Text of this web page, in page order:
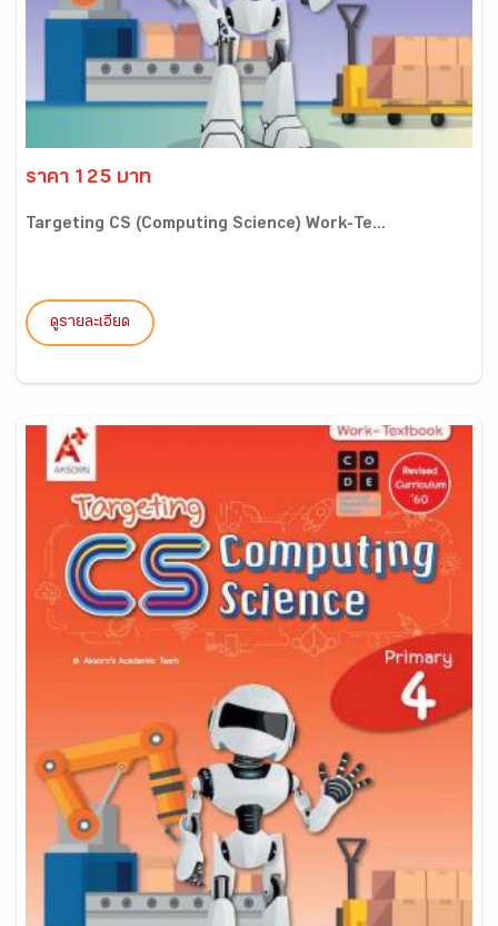
ราคา 125 บาท
Targeting CS (Computing Science) Work-Te...
ดูรายละเอียด